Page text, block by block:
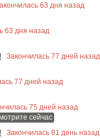
63 дня назад
63 дня назад
Закончилась 77 дней назад
77 дней назад
75 дней назад
сейчас
Закончилась 81 день назад